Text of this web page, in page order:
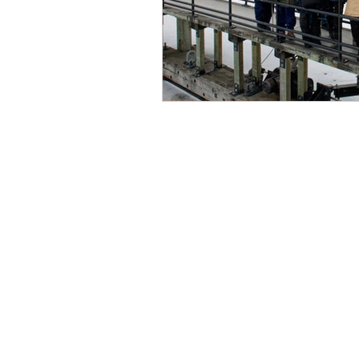
Centre de commerce mondial